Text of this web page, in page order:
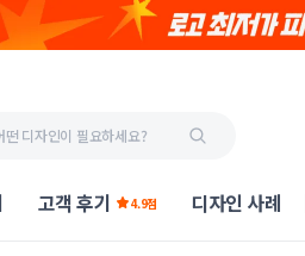
고객 후기 4.9점 디자인 사례